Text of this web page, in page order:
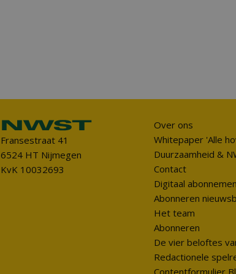
Fransestraat 41
6524 HT Nijmegen
KvK 10032693
Over ons
Whitepaper 'Alle
Duurzaamheid &
Contact
Digitaal
Abonneren
Het team
Abonneren
De vier beloftes
Redactionele
Contentformulier